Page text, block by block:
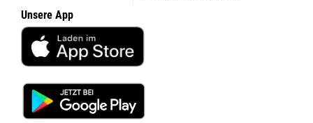
Unsere App